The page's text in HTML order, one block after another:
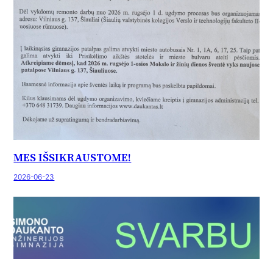
MES IŠSIKRAUSTOME!
2026-06-23